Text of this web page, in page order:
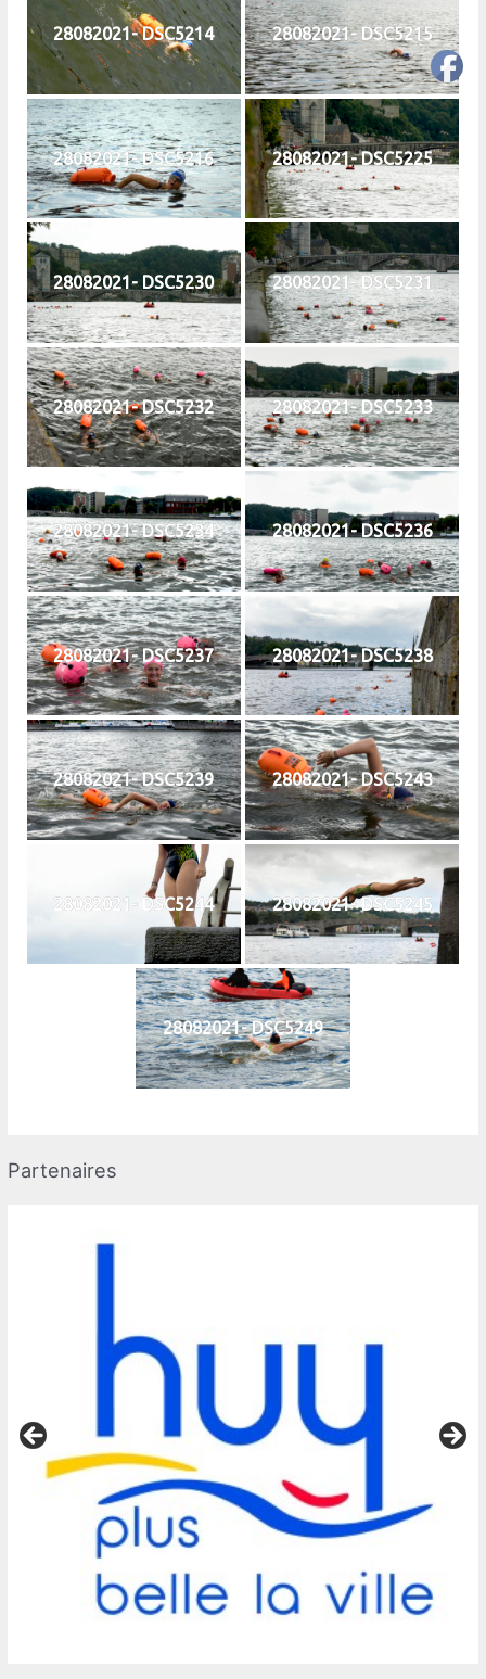
Partenaires
28082021- DSC5214 28082021- DSC5215
28082021- DSC5216 28082021- DSC5225
28082021- DSC5230 28082021- DSC5231
28082021- DSC5232 28082021- DSC5233
28082021- DSC5234 28082021- DSC5236
28082021- DSC5237 28082021- DSC5238
28082021- DSC5239 28082021- DSC5243
28082021- DSC5244 28082021- DSC5245
28082021- DSC5249